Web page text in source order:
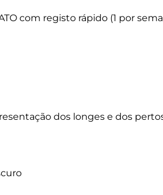
com registo rápido (1 por
dos longes e dos